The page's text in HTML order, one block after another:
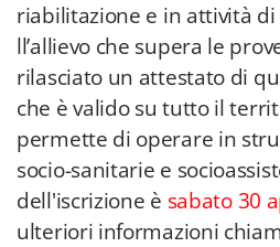
riabilitazione e in attività di
ll’allievo che supera le
rilasciato un attestato di
che è valido su tutto il
permette di operare in
socio-sanitarie e
dell'iscrizione è sabato 30
ulteriori informazioni